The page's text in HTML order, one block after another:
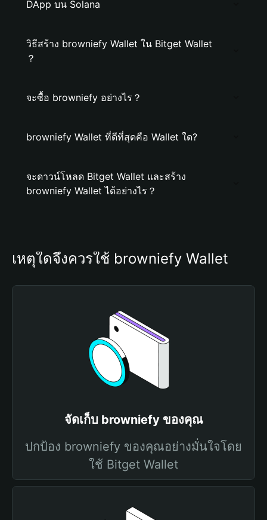
DApp บน Solana
วิธีสร้าง browniefy Wallet ใน Bitget Wallet
？
จะซื้อ browniefy อย่างไร？
browniefy Wallet ที่ดีที่สุดคือ Wallet ใด?
จะดาวน์โหลด Bitget Wallet และสร้าง
browniefy Wallet ได้อย่างไร？
เหตุใดจึงควรใช้ browniefy Wallet
จัดเก็บ browniefy ของคุณ
ปกป้อง browniefy ของคุณอย่างมั่นใจโดย
ใช้ Bitget Wallet